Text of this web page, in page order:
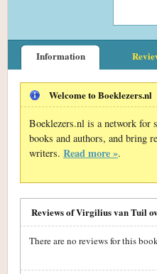
Information
Welcome to Boeklezers.nl
Boeklezers.nl is a network for
books and authors, and bring
writers. Read more ».
Reviews of Virgilius van Tuil
There are no reviews for this